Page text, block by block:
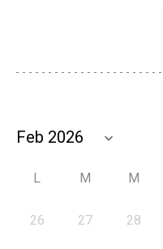
L M M
26 27 28